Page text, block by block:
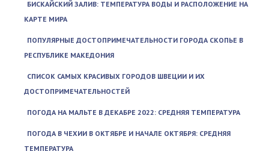
БИСКАЙСКИЙ ЗАЛИВ: ТЕМПЕРАТУРА ВОДЫ И РАСПОЛОЖЕНИЕ НА
КАРТЕ МИРА
ПОПУЛЯРНЫЕ ДОСТОПРИМЕЧАТЕЛЬНОСТИ ГОРОДА СКОПЬЕ В
РЕСПУБЛИКЕ МАКЕДОНИЯ
СПИСОК САМЫХ КРАСИВЫХ ГОРОДОВ ШВЕЦИИ И ИХ
ДОСТОПРИМЕЧАТЕЛЬНОСТЕЙ
ПОГОДА НА МАЛЬТЕ В ДЕКАБРЕ 2022: СРЕДНЯЯ ТЕМПЕРАТУРА
ПОГОДА В ЧЕХИИ В ОКТЯБРЕ И НАЧАЛЕ ОКТЯБРЯ: СРЕДНЯЯ
ТЕМПЕРАТУРА